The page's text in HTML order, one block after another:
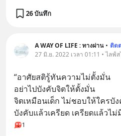
26 บันทึก
A WAY OF LIFE : ทางผ่าน • ติด
27 มิ.ย. 2022 เวลา 01:11 • ไลฟ์
“อาศัยสติรู้ทันความไม่ตั้งมั่น
อย่าไปบังคับจิตให้ตั้งมั่น
จิตเหมือนเด็ก ไม่ชอบให้ใครบั
บังคับแล้วเครียด เครียดแล้วไม่
1